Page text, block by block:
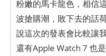
粉嫩的馬卡龍色，相信
波搶購潮，敗下去的話
說這次的發表會比較讓
還有Apple Watch 7 也